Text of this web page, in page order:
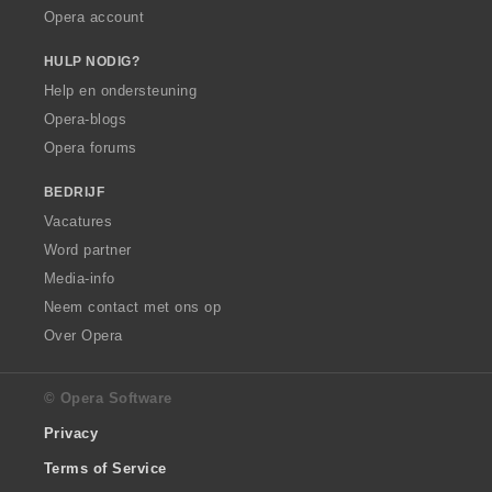
Opera account
HULP NODIG?
Help en ondersteuning
Opera-blogs
Opera forums
BEDRIJF
Vacatures
Word partner
Media-info
Neem contact met ons op
Over Opera
© Opera Software
Privacy
Terms of Service